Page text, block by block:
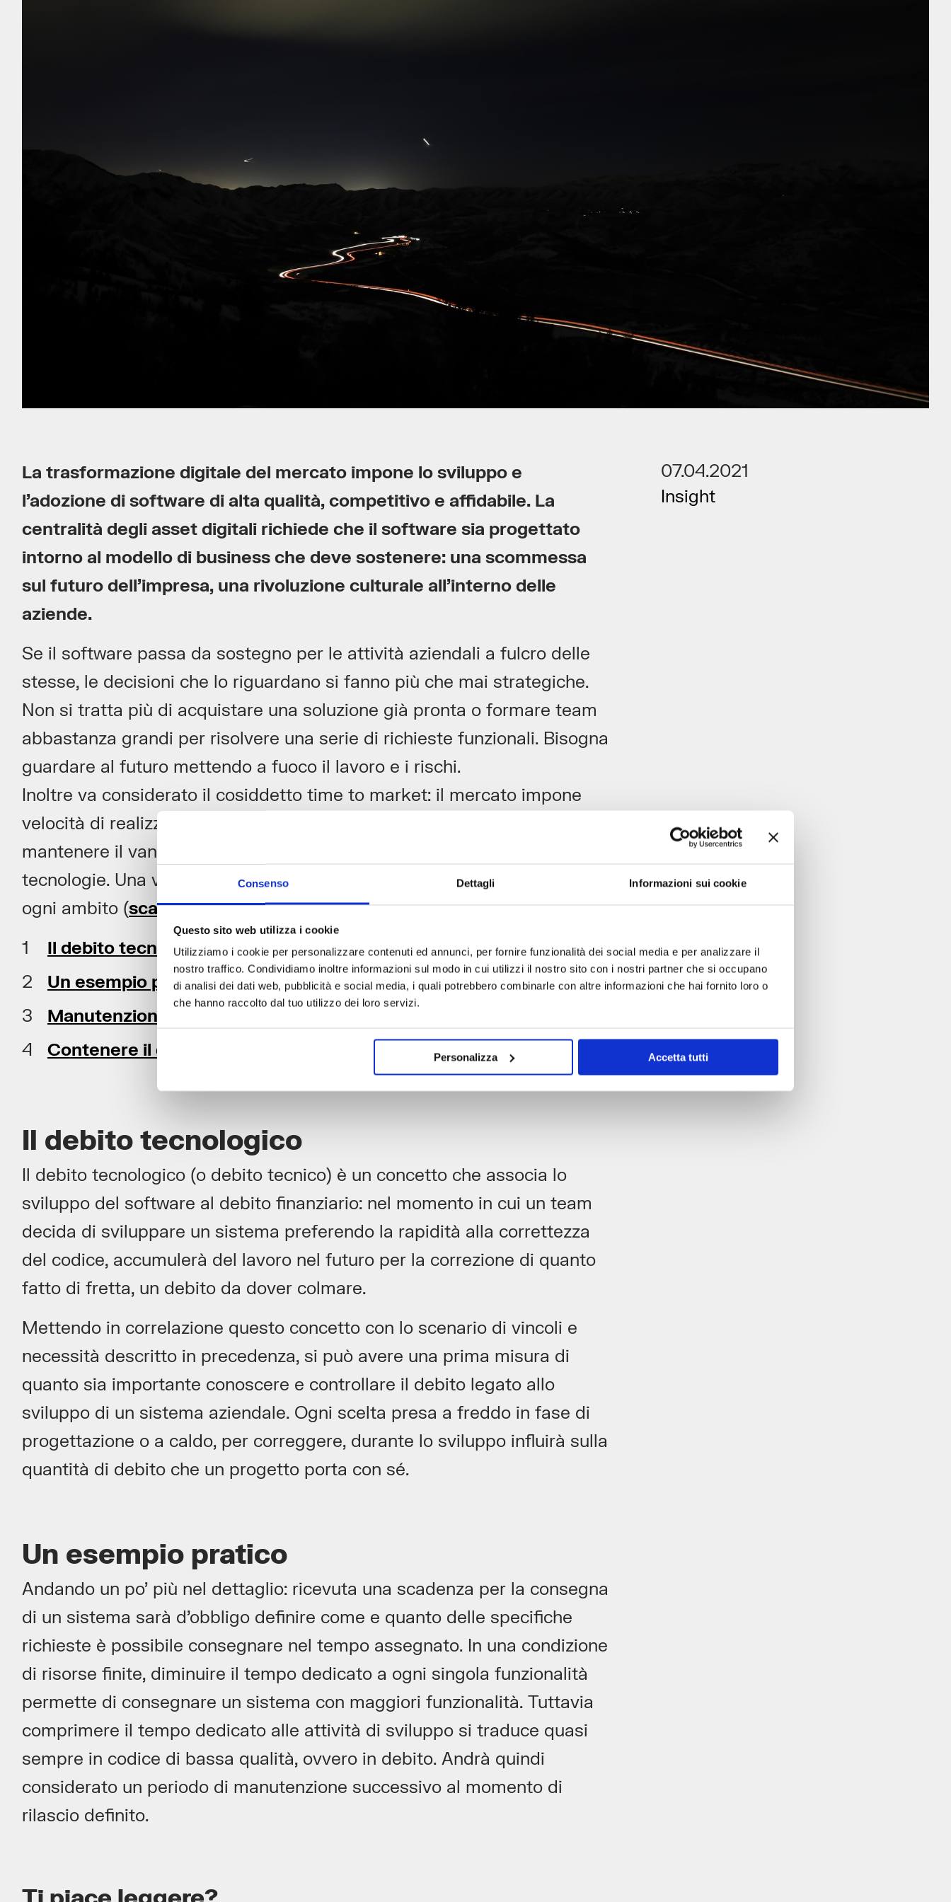
Consenso Dettagli Informazioni sui cookie
Questo sito web utilizza i cookie
Utilizziamo i cookie per personalizzare contenuti ed annunci, per fornire funzionalità dei social media e per analizzare il
nostro traffico. Condividiamo inoltre informazioni sul modo in cui utilizzi il nostro sito con i nostri partner che si occupano
di analisi dei dati web, pubblicità e social media, i quali potrebbero combinarle con altre informazioni che hai fornito loro o
che hanno raccolto dal tuo utilizzo dei loro servizi.
Personalizza Accetta tutti
La trasformazione digitale del mercato impone lo sviluppo e
l’adozione di software di alta qualità, competitivo e affidabile. La
centralità degli asset digitali richiede che il software sia progettato
intorno al modello di business che deve sostenere: una scommessa
sul futuro dell’impresa, una rivoluzione culturale all’interno delle
aziende.
Se il software passa da sostegno per le attività aziendali a fulcro delle
stesse, le decisioni che lo riguardano si fanno più che mai strategiche.
Non si tratta più di acquistare una soluzione già pronta o formare team
abbastanza grandi per risolvere una serie di richieste funzionali. Bisogna
guardare al futuro mettendo a fuoco il lavoro e i rischi.
Inoltre va considerato il cosiddetto time to market: il mercato impone
velocità di realizzazione e aggiornamento costante, che sia per
mantenere il vantaggio competitivo o per tenere il passo delle nuove
tecnologie. Una vera e propria rivoluzione culturale per le imprese, in
ogni ambito (scarica il White Paper sulla rivoluzione digitale
Il debito tecnologico
Un esempio pratico
Manutenzione e codice ‘pulito’
Contenere il debito tecnologico
Il debito tecnologico
Il debito tecnologico (o debito tecnico) è un concetto che associa lo
sviluppo del software al debito finanziario: nel momento in cui un team
decida di sviluppare un sistema preferendo la rapidità alla correttezza
del codice, accumulerà del lavoro nel futuro per la correzione di quanto
fatto di fretta, un debito da dover colmare.
Mettendo in correlazione questo concetto con lo scenario di vincoli e
necessità descritto in precedenza, si può avere una prima misura di
quanto sia importante conoscere e controllare il debito legato allo
sviluppo di un sistema aziendale. Ogni scelta presa a freddo in fase di
progettazione o a caldo, per correggere, durante lo sviluppo influirà sulla
quantità di debito che un progetto porta con sé.
Un esempio pratico
Andando un po’ più nel dettaglio: ricevuta una scadenza per la consegna
di un sistema sarà d’obbligo definire come e quanto delle specifiche
richieste è possibile consegnare nel tempo assegnato. In una condizione
di risorse finite, diminuire il tempo dedicato a ogni singola funzionalità
permette di consegnare un sistema con maggiori funzionalità. Tuttavia
comprimere il tempo dedicato alle attività di sviluppo si traduce quasi
sempre in codice di bassa qualità, ovvero in debito. Andrà quindi
considerato un periodo di manutenzione successivo al momento di
rilascio definito.
07.04.2021
Insight